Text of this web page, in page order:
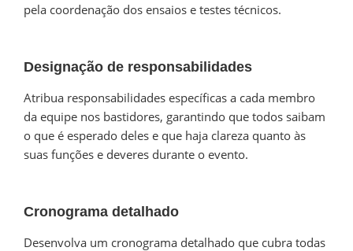
pela coordenação dos ensaios e testes técnicos.
Designação de responsabilidades
Atribua responsabilidades específicas a cada membro
da equipe nos bastidores, garantindo que todos saibam
o que é esperado deles e que haja clareza quanto às
suas funções e deveres durante o evento.
Cronograma detalhado
Desenvolva um cronograma detalhado que cubra todas